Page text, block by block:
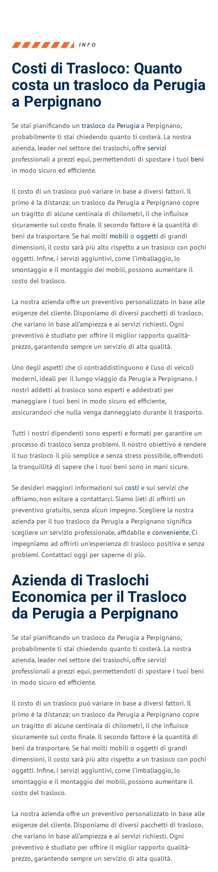
INFO
Costi di Trasloco: Quanto
costa un trasloco da Perugia
a Perpignano
Se stai pianificando un trasloco da Perugia a Perpignano,
probabilmente ti stai chiedendo quanto ti costerà. La nostra
azienda, leader nel settore dei traslochi, offre servizi
professionali a prezzi equi, permettendoti di spostare i tuoi beni
in modo sicuro ed efficiente.
Il costo di un trasloco può variare in base a diversi fattori. Il
primo è la distanza: un trasloco da Perugia a Perpignano copre
un tragitto di alcune centinaia di chilometri, il che influisce
sicuramente sul costo finale. Il secondo fattore è la quantità di
beni da trasportare. Se hai molti mobili o oggetti di grandi
dimensioni, il costo sarà più alto rispetto a un trasloco con pochi
oggetti. Infine, i servizi aggiuntivi, come l’imballaggio, lo
smontaggio e il montaggio dei mobili, possono aumentare il
costo del trasloco.
La nostra azienda offre un preventivo personalizzato in base alle
esigenze del cliente. Disponiamo di diversi pacchetti di trasloco,
che variano in base all’ampiezza e ai servizi richiesti. Ogni
preventivo è studiato per offrire il miglior rapporto qualità-
prezzo, garantendo sempre un servizio di alta qualità.
Uno degli aspetti che ci contraddistinguono è l’uso di veicoli
moderni, ideali per il lungo viaggio da Perugia a Perpignano. I
nostri addetti al trasloco sono esperti e addestrati per
maneggiare i tuoi beni in modo sicuro ed efficiente,
assicurandoci che nulla venga danneggiato durante il trasporto.
Tutti i nostri dipendenti sono esperti e formati per garantire un
processo di trasloco senza problemi. Il nostro obiettivo è rendere
il tuo trasloco il più semplice e senza stress possibile, offrendoti
la tranquillità di sapere che i tuoi beni sono in mani sicure.
Se desideri maggiori informazioni sui costi e sui servizi che
offriamo, non esitare a contattarci. Siamo lieti di offrirti un
preventivo gratuito, senza alcun impegno. Scegliere la nostra
azienda per il tuo trasloco da Perugia a Perpignano significa
scegliere un servizio professionale, affidabile e conveniente. Ci
impegniamo ad offrirti un’esperienza di trasloco positiva e senza
problemi. Contattaci oggi per saperne di più.
Azienda di Traslochi
Economica per il Trasloco
da Perugia a Perpignano
Se stai pianificando un trasloco da Perugia a Perpignano,
probabilmente ti stai chiedendo quanto ti costerà. La nostra
azienda, leader nel settore dei traslochi, offre servizi
professionali a prezzi equi, permettendoti di spostare i tuoi beni
in modo sicuro ed efficiente.
Il costo di un trasloco può variare in base a diversi fattori. Il
primo è la distanza: un trasloco da Perugia a Perpignano copre
un tragitto di alcune centinaia di chilometri, il che influisce
sicuramente sul costo finale. Il secondo fattore è la quantità di
beni da trasportare. Se hai molti mobili o oggetti di grandi
dimensioni, il costo sarà più alto rispetto a un trasloco con pochi
oggetti. Infine, i servizi aggiuntivi, come l’imballaggio, lo
smontaggio e il montaggio dei mobili, possono aumentare il
costo del trasloco.
La nostra azienda offre un preventivo personalizzato in base alle
esigenze del cliente. Disponiamo di diversi pacchetti di trasloco,
che variano in base all’ampiezza e ai servizi richiesti. Ogni
preventivo è studiato per offrire il miglior rapporto qualità-
prezzo, garantendo sempre un servizio di alta qualità.